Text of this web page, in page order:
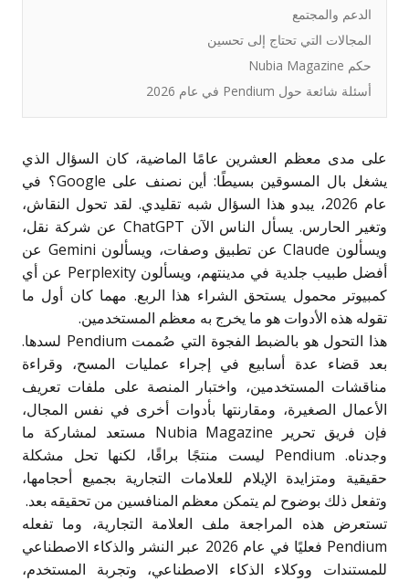
الدعم والمجتمع
المجالات التي تحتاج إلى تحسين
حكم Nubia Magazine
أسئلة شائعة حول Pendium في عام 2026
على مدى معظم العشرين عامًا الماضية، كان السؤال الذي
يشغل بال المسوقين بسيطًا: أين نصنف على Google؟ في
عام 2026، يبدو هذا السؤال شبه تقليدي. لقد تحول النقاش،
وتغير الحارس. يسأل الناس الآن ChatGPT عن شركة نقل،
ويسألون Claude عن تطبيق وصفات، ويسألون Gemini عن
أفضل طبيب جلدية في مدينتهم، ويسألون Perplexity عن أي
كمبيوتر محمول يستحق الشراء هذا الربع. مهما كان أول ما
تقوله هذه الأدوات هو ما يخرج به معظم المستخدمين.
هذا التحول هو بالضبط الفجوة التي صُممت Pendium لسدها.
بعد قضاء عدة أسابيع في إجراء عمليات المسح، وقراءة
مناقشات المستخدمين، واختبار المنصة على ملفات تعريف
الأعمال الصغيرة، ومقارنتها بأدوات أخرى في نفس المجال،
فإن فريق تحرير Nubia Magazine مستعد لمشاركة ما
وجدناه. Pendium ليست منتجًا براقًا، لكنها تحل مشكلة
حقيقية ومتزايدة الإيلام للعلامات التجارية بجميع أحجامها،
وتفعل ذلك بوضوح لم يتمكن معظم المنافسين من تحقيقه بعد.
تستعرض هذه المراجعة ملف العلامة التجارية، وما تفعله
Pendium فعليًا في عام 2026 عبر النشر والذكاء الاصطناعي
للمستندات ووكلاء الذكاء الاصطناعي، وتجربة المستخدم،